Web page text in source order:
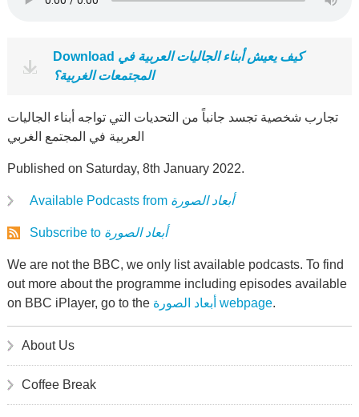
Download كيف يعيش أبناء الجاليات العربية في
المجتمعات الغربية؟
تجارب شخصية تجسد جانباً من التحديات التي تواجه أبناء الجاليات
العربية في المجتمع الغربي
Published on Saturday, 8th January 2022.
Available Podcasts from أبعاد الصورة
Subscribe to أبعاد الصورة
We are not the BBC, we only list available podcasts. To find
out more about the programme including episodes available
on BBC iPlayer, go to the
أبعاد الصورة webpage.
About Us
Coffee Break